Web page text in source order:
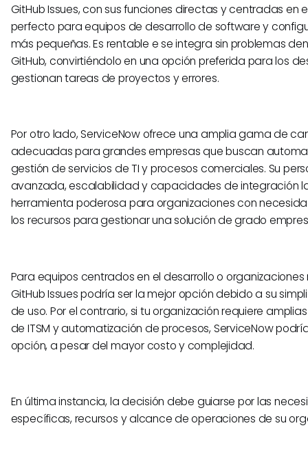
GitHub Issues, con sus funciones directas y centradas en
perfecto para equipos de desarrollo de software y
más pequeñas. Es rentable e se integra sin problemas
GitHub, convirtiéndolo en una opción preferida para los
gestionan tareas de proyectos y errores.
Por otro lado, ServiceNow ofrece una amplia gama de
adecuadas para grandes empresas que buscan
gestión de servicios de TI y procesos comerciales. Su
avanzada, escalabilidad y capacidades de integración
herramienta poderosa para organizaciones con
los recursos para gestionar una solución de grado
Para equipos centrados en el desarrollo o
GitHub Issues podría ser la mejor opción debido a su
de uso. Por el contrario, si tu organización requiere
de ITSM y automatización de procesos, ServiceNow
opción, a pesar del mayor costo y complejidad.
En última instancia, la decisión debe guiarse por las
específicas, recursos y alcance de operaciones de su